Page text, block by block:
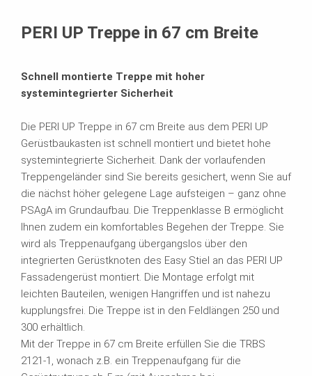
Verkaufsaktion
PERI UP Treppe in 67 cm Breite
Schnell montierte Treppe mit hoher
systemintegrierter Sicherheit
Die PERI UP Treppe in 67 cm Breite aus dem PERI UP
Gerüstbaukasten ist schnell montiert und bietet hohe
systemintegrierte Sicherheit. Dank der vorlaufenden
Treppengeländer sind Sie bereits gesichert, wenn Sie auf
die nächst höher gelegene Lage aufsteigen – ganz ohne
PSAgA im Grundaufbau. Die Treppenklasse B ermöglicht
Ihnen zudem ein komfortables Begehen der Treppe. Sie
wird als Treppenaufgang übergangslos über den
integrierten Gerüstknoten des Easy Stiel an das PERI UP
Fassadengerüst montiert. Die Montage erfolgt mit
leichten Bauteilen, wenigen Hangriffen und ist nahezu
kupplungsfrei. Die Treppe ist in den Feldlängen 250 und
300 erhältlich.
Mit der Treppe in 67 cm Breite erfüllen Sie die TRBS
2121-1, wonach z.B. ein Treppenaufgang für die